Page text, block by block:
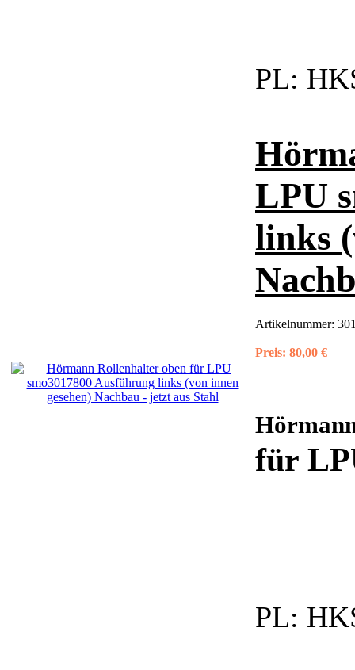
PL:
LPU
links
Artikelnummer:
Preis: 80,00 €
für
PL: